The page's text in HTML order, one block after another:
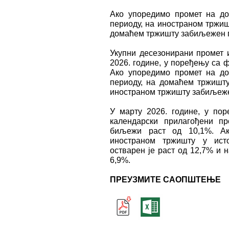
Ако упоредимо промет на
периоду, на иностраном
домаћем тржишту забиљежен
Укупни десезонирани промет
2026. године, у поређењу са
Ако упоредимо промет на
периоду, на домаћем
иностраном тржишту
У марту 2026. године, у
календарски прилагођени
биљежи раст од 10,1%.
иностраном тржишту у
остварен је раст од 12,7%
6,9%.
ПРЕУЗМИТЕ САОПШТЕЊЕ